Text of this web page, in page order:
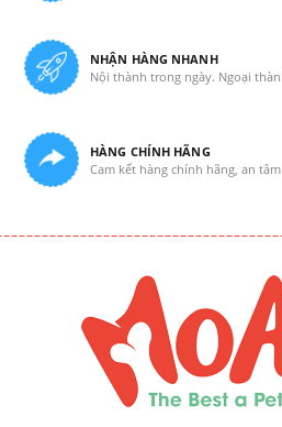
NHẬN HÀNG NHANH
Nội thành trong ngày. Ngoại
HÀNG CHÍNH HÃNG
Cam kết hàng chính hãng, an